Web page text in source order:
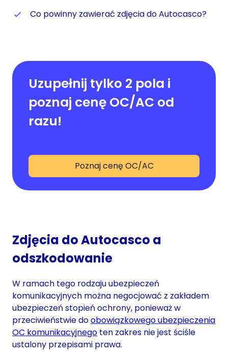
Co powinny zawierać zdjęcia do Autocasco?
Uzupełnij tylko 2 pola i
poznaj cenę OC/AC od
razu!
Poznaj cenę OC/AC
Zdjęcia do Autocasco a
odszkodowanie
W ramach tego rodzaju ubezpieczeń
komunikacyjnych można negocjować z zakładem
ubezpieczeń stopień ochrony, ponieważ w
przeciwieństwie doobowiązkowego ubezpieczenia
OC komunikacyjnego ten zakres nie jest ściśle
ustalony przepisami prawa.